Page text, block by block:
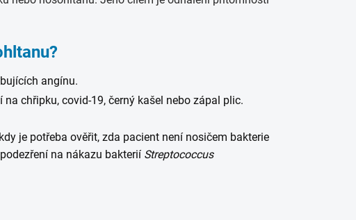
angínu.
chřipku, covid-19, černý kašel nebo zápal plic.
je potřeba ověřit, zda pacient není nosičem bakterie
na nákazu bakterií Streptococcus